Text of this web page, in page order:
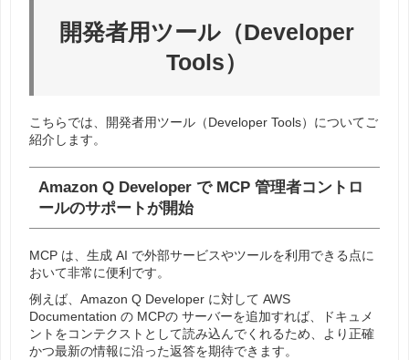
開発者用ツール（Developer
Tools）
こちらでは、開発者用ツール（Developer Tools）についてご
紹介します。
Amazon Q Developer で MCP 管理者コントロ
ールのサポートが開始
MCP は、生成 AI で外部サービスやツールを利用できる点に
おいて非常に便利です。
例えば、Amazon Q Developer に対して AWS
Documentation の MCPの サーバーを追加すれば、ドキュメ
ントをコンテクストとして読み込んでくれるため、より正確
かつ最新の情報に沿った返答を期待できます。